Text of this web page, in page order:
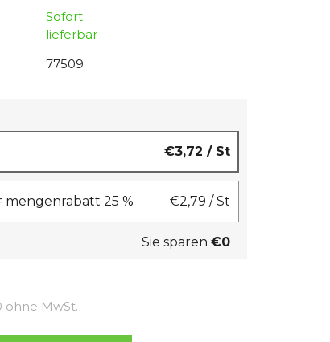
Sofort
lieferbar
77509
€3,72 / St
mengenrabatt 25 % €2,79 / St
Sie sparen€0
ohne MwSt.